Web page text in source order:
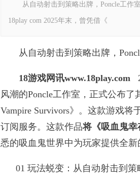
从自动射击到策略出牌，Poncle工作
18play com 2025年末，曾凭借《
从自动射击到策略出牌，
18游戏网讯www.18play.com
风潮的Poncle工作室，正式公布了
Vampire Survivors》。这款游戏将
订阅服务。这款作品将《吸血鬼
悉的吸血鬼世界中为玩家提供全新
01 玩法蜕变：从自动射击到策